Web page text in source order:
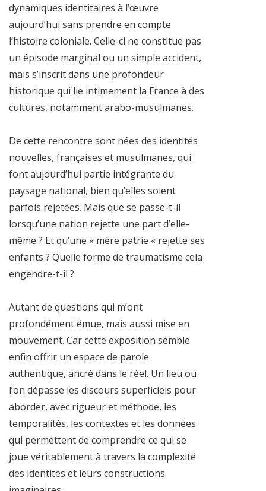
dynamiques identitaires à l’œuvre
aujourd’hui sans prendre en compte
l’histoire coloniale. Celle-ci ne constitue pas
un épisode marginal ou un simple accident,
mais s’inscrit dans une profondeur
historique qui lie intimement la France à des
cultures, notamment arabo-musulmanes.
De cette rencontre sont nées des identités
nouvelles, françaises et musulmanes, qui
font aujourd’hui partie intégrante du
paysage national, bien qu’elles soient
parfois rejetées. Mais que se passe-t-il
lorsqu’une nation rejette une part d’elle-
même ? Et qu’une « mère patrie « rejette ses
enfants ? Quelle forme de traumatisme cela
engendre-t-il ?
Autant de questions qui m’ont
profondément émue, mais aussi mise en
mouvement. Car cette exposition semble
enfin offrir un espace de parole
authentique, ancré dans le réel. Un lieu où
l’on dépasse les discours superficiels pour
aborder, avec rigueur et méthode, les
temporalités, les contextes et les données
qui permettent de comprendre ce qui se
joue véritablement à travers la complexité
des identités et leurs constructions